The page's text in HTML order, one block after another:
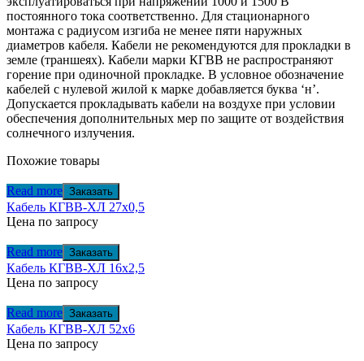
постоянного тока соответственно. Для стационарного
монтажа с радиусом изгиба не менее пяти наружных
диаметров кабеля. Кабели не рекомендуются для прокладки в
земле (траншеях). Кабели марки КГВВ не распространяют
горение при одиночной прокладке. В условное обозначение
кабелей с нулевой жилой к марке добавляется буква ‘н’.
Допускается прокладывать кабели на воздухе при условии
обеспечения дополнительных мер по защите от воздействия
солнечного излучения.
Похожие товары
Read more Заказать
Кабель КГВВ-ХЛ 27х0,5
Цена по запросу
Read more Заказать
Кабель КГВВ-ХЛ 16х2,5
Цена по запросу
Read more Заказать
Кабель КГВВ-ХЛ 52х6
Цена по запросу